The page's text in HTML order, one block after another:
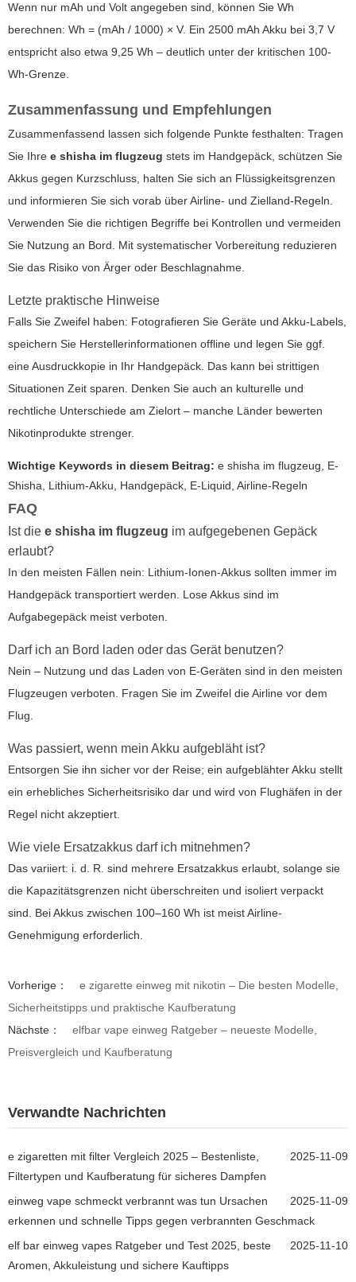
Wenn nur mAh und Volt angegeben sind, können Sie Wh
berechnen: Wh = (mAh / 1000) × V. Ein 2500 mAh Akku bei 3,7 V
entspricht also etwa 9,25 Wh – deutlich unter der kritischen 100-
Wh-Grenze.
Zusammenfassung und Empfehlungen
Zusammenfassend lassen sich folgende Punkte festhalten: Tragen
Sie Ihre e shisha im flugzeug stets im Handgepäck, schützen Sie
Akkus gegen Kurzschluss, halten Sie sich an Flüssigkeitsgrenzen
und informieren Sie sich vorab über Airline- und Zielland-Regeln.
Verwenden Sie die richtigen Begriffe bei Kontrollen und vermeiden
Sie Nutzung an Bord. Mit systematischer Vorbereitung reduzieren
Sie das Risiko von Ärger oder Beschlagnahme.
Letzte praktische Hinweise
Falls Sie Zweifel haben: Fotografieren Sie Geräte und Akku-Labels,
speichern Sie Herstellerinformationen offline und legen Sie ggf.
eine Ausdruckkopie in Ihr Handgepäck. Das kann bei strittigen
Situationen Zeit sparen. Denken Sie auch an kulturelle und
rechtliche Unterschiede am Zielort – manche Länder bewerten
Nikotinprodukte strenger.
Wichtige Keywords in diesem Beitrag: e shisha im flugzeug, E-
Shisha, Lithium-Akku, Handgepäck, E-Liquid, Airline-Regeln
FAQ
Ist die e shisha im flugzeug im aufgegebenen Gepäck
erlaubt?
In den meisten Fällen nein: Lithium-Ionen-Akkus sollten immer im
Handgepäck transportiert werden. Lose Akkus sind im
Aufgabegepäck meist verboten.
Darf ich an Bord laden oder das Gerät benutzen?
Nein – Nutzung und das Laden von E-Geräten sind in den meisten
Flugzeugen verboten. Fragen Sie im Zweifel die Airline vor dem
Flug.
Was passiert, wenn mein Akku aufgebläht ist?
Entsorgen Sie ihn sicher vor der Reise; ein aufgeblähter Akku stellt
ein erhebliches Sicherheitsrisiko dar und wird von Flughäfen in der
Regel nicht akzeptiert.
Wie viele Ersatzakkus darf ich mitnehmen?
Das variiert: i. d. R. sind mehrere Ersatzakkus erlaubt, solange sie
die Kapazitätsgrenzen nicht überschreiten und isoliert verpackt
sind. Bei Akkus zwischen 100–160 Wh ist meist Airline-
Genehmigung erforderlich.
Vorherige：
e zigarette einweg mit nikotin – Die besten Modelle,
Sicherheitstipps und praktische Kaufberatung
Nächste：
elfbar vape einweg Ratgeber – neueste Modelle,
Preisvergleich und Kaufberatung
Verwandte Nachrichten
2025-11-09
e zigaretten mit filter Vergleich 2025 – Bestenliste,
Filtertypen und Kaufberatung für sicheres Dampfen
2025-11-09
einweg vape schmeckt verbrannt was tun Ursachen
erkennen und schnelle Tipps gegen verbrannten Geschmack
2025-11-10
elf bar einweg vapes Ratgeber und Test 2025, beste
Aromen, Akkuleistung und sichere Kauftipps